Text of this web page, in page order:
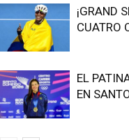
¡GRAND
CUATRO
EL
EN